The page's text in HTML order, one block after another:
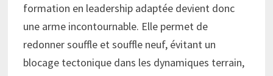
formation en leadership adaptée devient donc
une arme incontournable. Elle permet de
redonner souffle et souffle neuf, évitant un
blocage tectonique dans les dynamiques terrain,